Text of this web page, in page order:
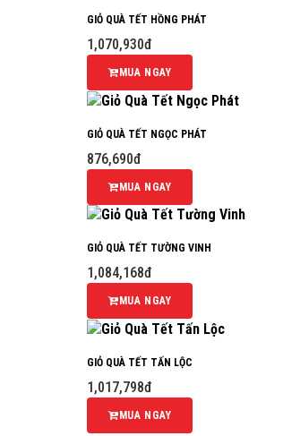
GIỎ QUÀ TẾT HỒNG PHÁT
1,070,930đ
MUA NGAY
GIỎ QUÀ TẾT NGỌC PHÁT
876,690đ
MUA NGAY
GIỎ QUÀ TẾT TƯỜNG VINH
1,084,168đ
MUA NGAY
GIỎ QUÀ TẾT TẤN LỘC
1,017,798đ
MUA NGAY